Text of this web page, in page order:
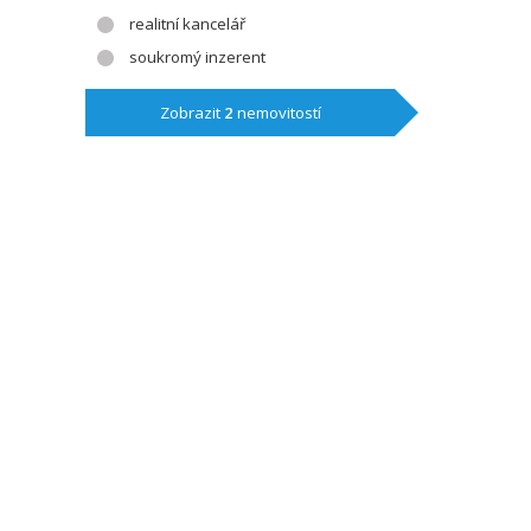
realitní kancelář
soukromý inzerent
Zobrazit 2 nemovitostí